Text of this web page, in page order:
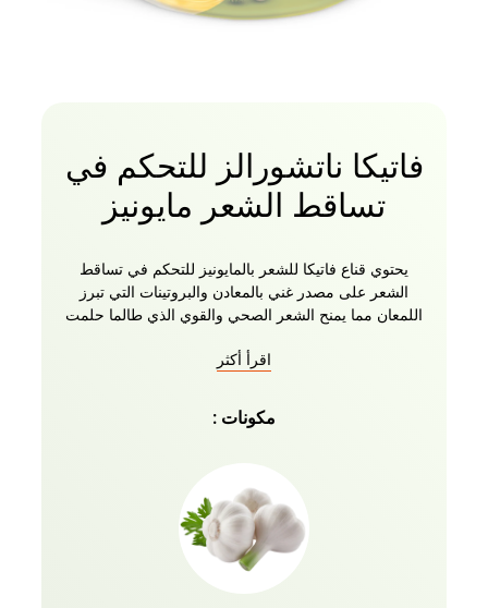
فاتيكا ناتشورالز للتحكم في
تساقط الشعر مايونيز
يحتوي قناع فاتيكا للشعر بالمايونيز للتحكم في تساقط
الشعر على مصدر غني بالمعادن والبروتينات التي تبرز
اللمعان مما يمنح الشعر الصحي والقوي الذي طالما حلمت
الشعر وتجعله خاليا من التجعد! هذا العلاج يقوي الشعر
واللمعان. تم تصميم مايونيز الشعر لتقوية الشعر التالف أو
الجاف أو المعالج بشكل مفرط. تساعد تركيبة التكييف
الجسم والحركة. ممتاز لجميع أنواع الشعر بما في ذلك
الشعر الطبيعي أو المسترخي أو المضغوط أو الملمس أو
المصبوغ. علاوة على ذلك ، يمكنك ببساطة وضع قناع
اقرأ أكثر
مكونات :